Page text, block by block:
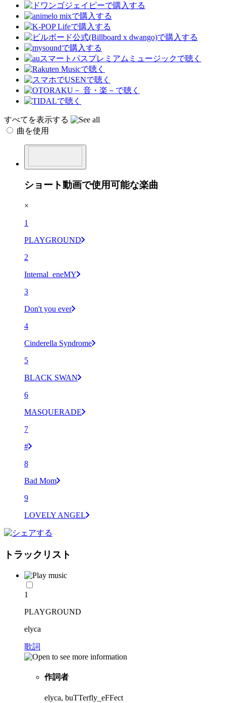
すべてを表示する
曲を使用
ショート動画で使用可能な楽曲
×
1
PLAYGROUND
2
Internal_eneMY
3
Don't you ever
4
Cinderella Syndrome
5
BLACK SWAN
6
MASQUERADE
7
#
8
Bad Mom
9
LOVELY ANGEL
トラックリスト
1
PLAYGROUND
elyca
歌詞
作詞者
elyca, buTTerfly_eFFect